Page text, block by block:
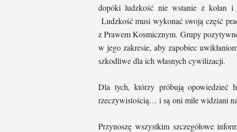
dopóki ludzkość nie wstanie z kolan
Ludzkość musi wykonać swoją część
z Prawem Kosmicznym. Grupy
w jego zakresie, aby zapobiec
szkodliwe dla ich własnych cywilizacji.
Dla tych, którzy próbują opowiedzieć
rzeczywistością… i są oni mile widziani
Przynoszę wszystkim szczegółowe